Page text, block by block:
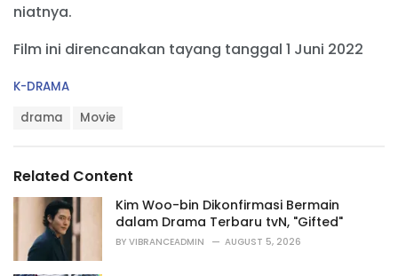
niatnya.
Film ini direncanakan tayang tanggal 1 Juni 2022
C
r
i
K-DRAMA
:
drama Movie
Related Content
Kim Woo-bin Dikonfirmasi Bermain
dalam Drama Terbaru tvN, "Gifted"
BY VIBRANCEADMIN AUGUST 5, 2026